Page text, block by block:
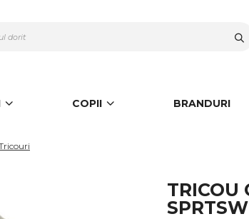
COPII BRANDURI
TRICOU